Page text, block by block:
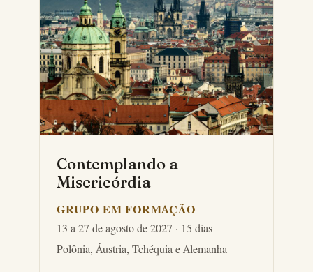
Contemplando a
Misericórdia
GRUPO EM FORMAÇÃO
13 a 27 de agosto de 2027 · 15 dias
Polônia, Áustria, Tchéquia e Alemanha